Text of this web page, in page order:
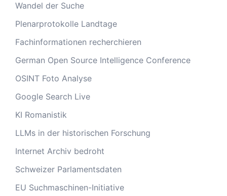
Wandel der Suche
Plenarprotokolle Landtage
Fachinformationen recherchieren
German Open Source Intelligence Conference
OSINT Foto Analyse
Google Search Live
KI Romanistik
LLMs in der historischen Forschung
Internet Archiv bedroht
Schweizer Parlamentsdaten
EU Suchmaschinen-Initiative